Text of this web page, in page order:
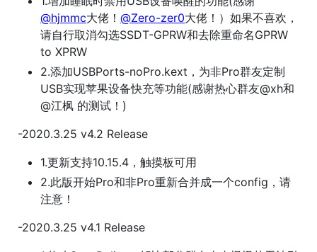
@hjmmc大佬！ @Zero-zer0大佬！）如果不喜欢，
请自行取消勾选SSDT-GPRW和去除重命名GPRW
to XPRW
2.添加USBPorts-noPro.kext，为非Pro群友定制
USB实现苹果设备快充等功能(感谢热心群友@xh和
@江枫 的测试！)
-2020.3.25 v4.2 Release
1.更新支持10.15.4，触摸板可用
2.此版开始Pro和非Pro重新合并成一个config，请
注意！
-2020.3.25 v4.1 Release